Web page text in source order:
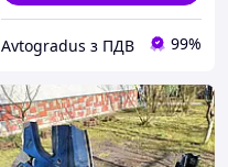
Avtogradus з ПДВ 99%